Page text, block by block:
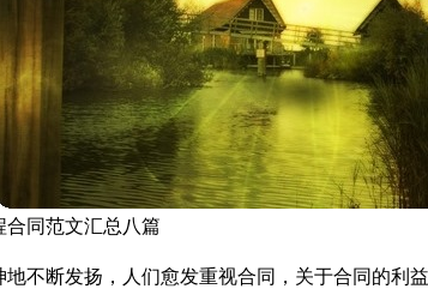
合同范文汇总八篇
地不断发扬，人们愈发重视合同，关于合同的利